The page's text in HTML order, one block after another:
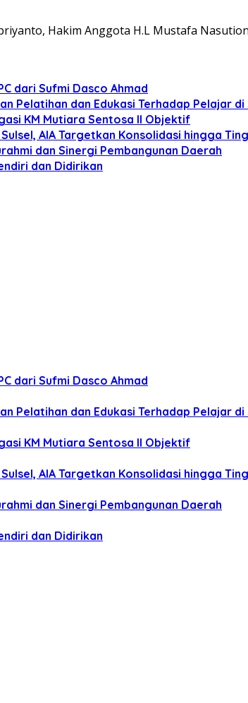
Hakim Anggota H.L Mustafa
dari Sufmi Dasco Ahmad
Pelatihan dan Edukasi Terhadap Pelajar
KM Mutiara Sentosa II Objektif
AIA Targetkan Konsolidasi hingga
dan Sinergi Pembangunan Daerah
dan Didirikan
dari Sufmi Dasco Ahmad
Pelatihan dan Edukasi Terhadap Pelajar
KM Mutiara Sentosa II Objektif
AIA Targetkan Konsolidasi hingga
dan Sinergi Pembangunan Daerah
dan Didirikan